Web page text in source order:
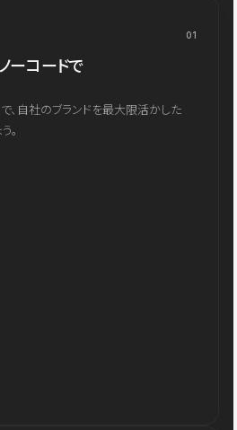
01
ーコードで
、自社のブランドを最大限活かした
。